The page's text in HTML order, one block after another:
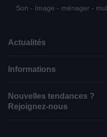
Son - Image - ménager -
Actualités
Informations
Nouvelles tendances ?
Rejoignez-nous